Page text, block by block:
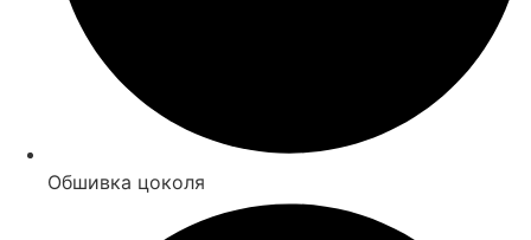
Обшивка цоколя